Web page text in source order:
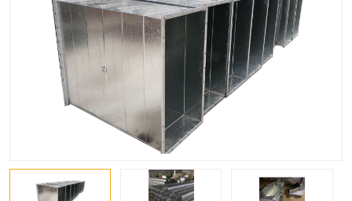
风机系列 镁质防火风管
通风设备 通风管道
消防阀门 消防风机
镀锌矩形风管